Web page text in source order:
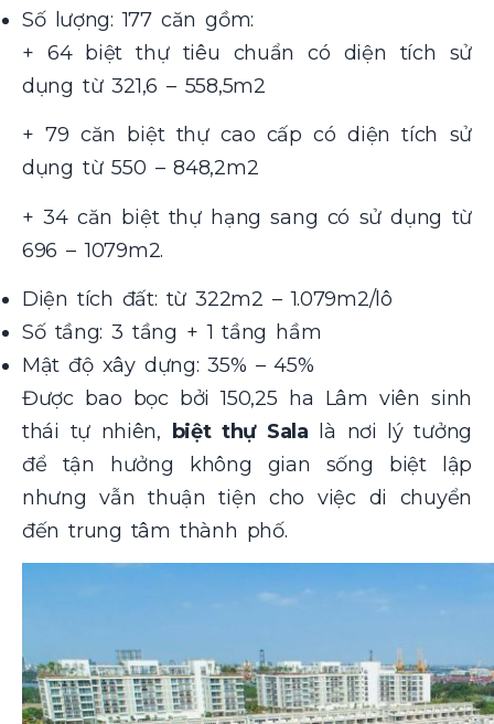
Số lượng: 177 căn gồm:
+ 64 biệt thự tiêu chuẩn có diện tích sử
dụng từ 321,6 – 558,5m2
+ 79 căn biệt thự cao cấp có diện tích sử
dụng từ 550 – 848,2m2
+ 34 căn biệt thự hạng sang có sử dụng từ
696 – 1079m2.
Diện tích đất: từ 322m2 – 1.079m2/lô
Số tầng: 3 tầng + 1 tầng hầm
Mật độ xây dựng: 35% – 45%
Được bao bọc bởi 150,25 ha Lâm viên sinh
thái tự nhiên,
biệt thự Sala là nơi lý tưởng
để tận hưởng không gian sống biệt lập
nhưng vẫn thuận tiện cho việc di chuyển
đến trung tâm thành phố.